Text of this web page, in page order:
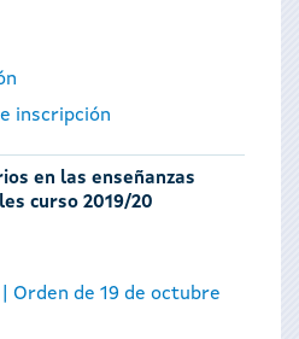
inscripción
en las enseñanzas
curso 2019/20
| Orden de 19 de octubre